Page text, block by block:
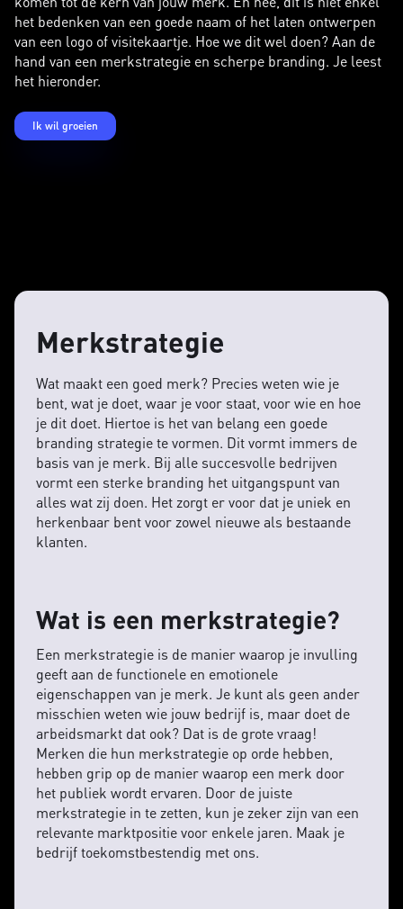
het bedenken van een goede naam of het laten ontwerpen
van een logo of visitekaartje. Hoe we dit wel doen? Aan de
hand van een merkstrategie en scherpe branding. Je leest
het hieronder.
Ik wil groeien
Merkstrategie
Wat maakt een goed merk? Precies weten wie je
bent, wat je doet, waar je voor staat, voor wie en hoe
je dit doet. Hiertoe is het van belang een goede
branding strategie te vormen. Dit vormt immers de
basis van je merk. Bij alle succesvolle bedrijven
vormt een sterke branding het uitgangspunt van
alles wat zij doen. Het zorgt er voor dat je uniek en
herkenbaar bent voor zowel nieuwe als bestaande
klanten.
Wat is een merkstrategie?
Een merkstrategie is de manier waarop je invulling
geeft aan de functionele en emotionele
eigenschappen van je merk. Je kunt als geen ander
misschien weten wie jouw bedrijf is, maar doet de
arbeidsmarkt dat ook? Dat is de grote vraag!
Merken die hun merkstrategie op orde hebben,
hebben grip op de manier waarop een merk door
het publiek wordt ervaren. Door de juiste
merkstrategie in te zetten, kun je zeker zijn van een
relevante marktpositie voor enkele jaren. Maak je
bedrijf toekomstbestendig met ons.